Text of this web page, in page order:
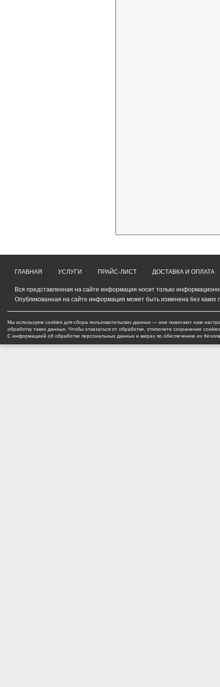
ГЛАВНАЯ УСЛУГИ ПРАЙС-ЛИСТ ДОСТАВКА И ОПЛАТА
Вся представленная на сайте информация носит только
Опубликованная на сайте информация может быть изменена без каких
Мы используем cookies для сбора пользовательских данных — они помогают нам
обработку таких данных. Чтобы отказаться от обработки, отключите сохранение
С информацией об обработке персональных данных и мерах по обеспечению их